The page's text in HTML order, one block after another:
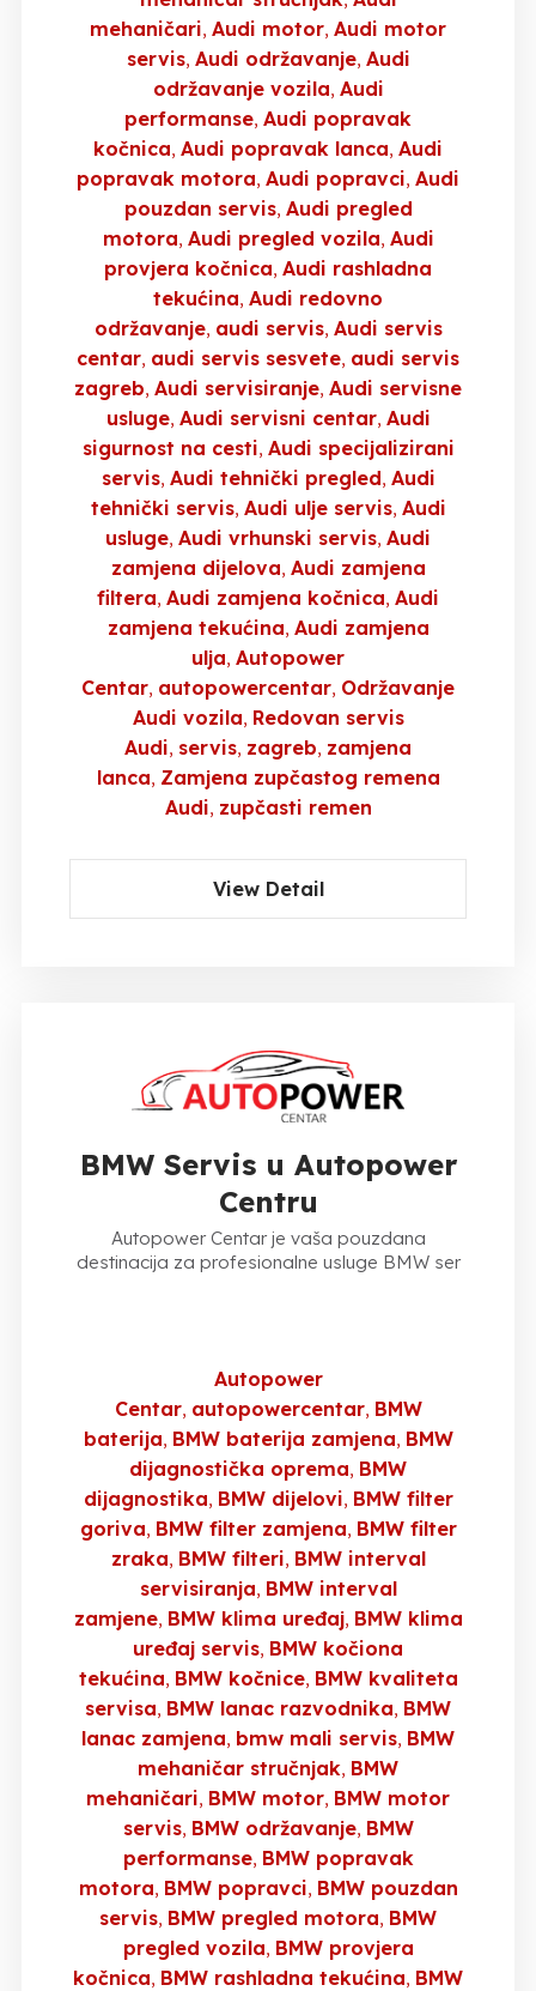
mehaničari Audi motor Audi motor
servis Audi održavanje Audi
održavanje vozila Audi
performanse Audi popravak
kočnica Audi popravak lanca Audi
popravak motora Audi popravci Audi
pouzdan servis Audi pregled
motora Audi pregled vozila Audi
provjera kočnica Audi rashladna
tekućina Audi redovno
održavanje audi servis Audi servis
centar audi servis sesvete audi servis
zagreb Audi servisiranje Audi servisne
usluge Audi servisni centar Audi
sigurnost na cesti Audi specijalizirani
servis Audi tehnički pregled Audi
tehnički servis Audi ulje servis Audi
usluge Audi vrhunski servis Audi
zamjena dijelova Audi zamjena
filtera Audi zamjena kočnica Audi
zamjena tekućina Audi zamjena
ulja Autopower
Centar autopowercentar Održavanje
Audi vozila Redovan servis
Audi servis zagreb zamjena
lanca Zamjena zupčastog remena
Audi zupčasti remen
View Detail
BMW Servis u Autopower
Centru
Autopower Centar je vaša pouzdana
destinacija za profesionalne usluge BMW ser
Autopower
Centar autopowercentar BMW
baterija BMW baterija zamjena BMW
dijagnostička oprema BMW
dijagnostika BMW dijelovi BMW filter
goriva BMW filter zamjena BMW filter
zraka BMW filteri BMW interval
servisiranja BMW interval
zamjene BMW klima uređaj BMW klima
uređaj servis BMW kočiona
tekućina BMW kočnice BMW kvaliteta
servisa BMW lanac razvodnika BMW
lanac zamjena bmw mali servis BMW
mehaničar stručnjak BMW
mehaničari BMW motor BMW motor
servis BMW održavanje BMW
performanse BMW popravak
motora BMW popravci BMW pouzdan
servis BMW pregled motora BMW
pregled vozila BMW provjera
kočnica BMW rashladna tekućina BMW